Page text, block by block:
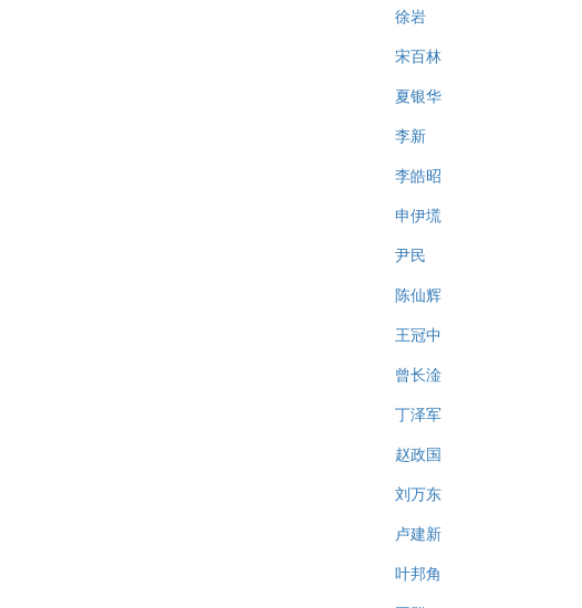
徐岩
宋百林
夏银华
李新
李皓昭
申伊塃
尹民
陈仙辉
王冠中
曾长淦
丁泽军
赵政国
刘万东
卢建新
叶邦角